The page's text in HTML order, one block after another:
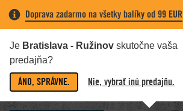
Doprava zadarmo na všetky balíky od 99 EUR
Je Bratislava - Ružinov skutočne vaša
predajňa?
ÁNO, SPRÁVNE. Nie, vybrať inú predajňu.